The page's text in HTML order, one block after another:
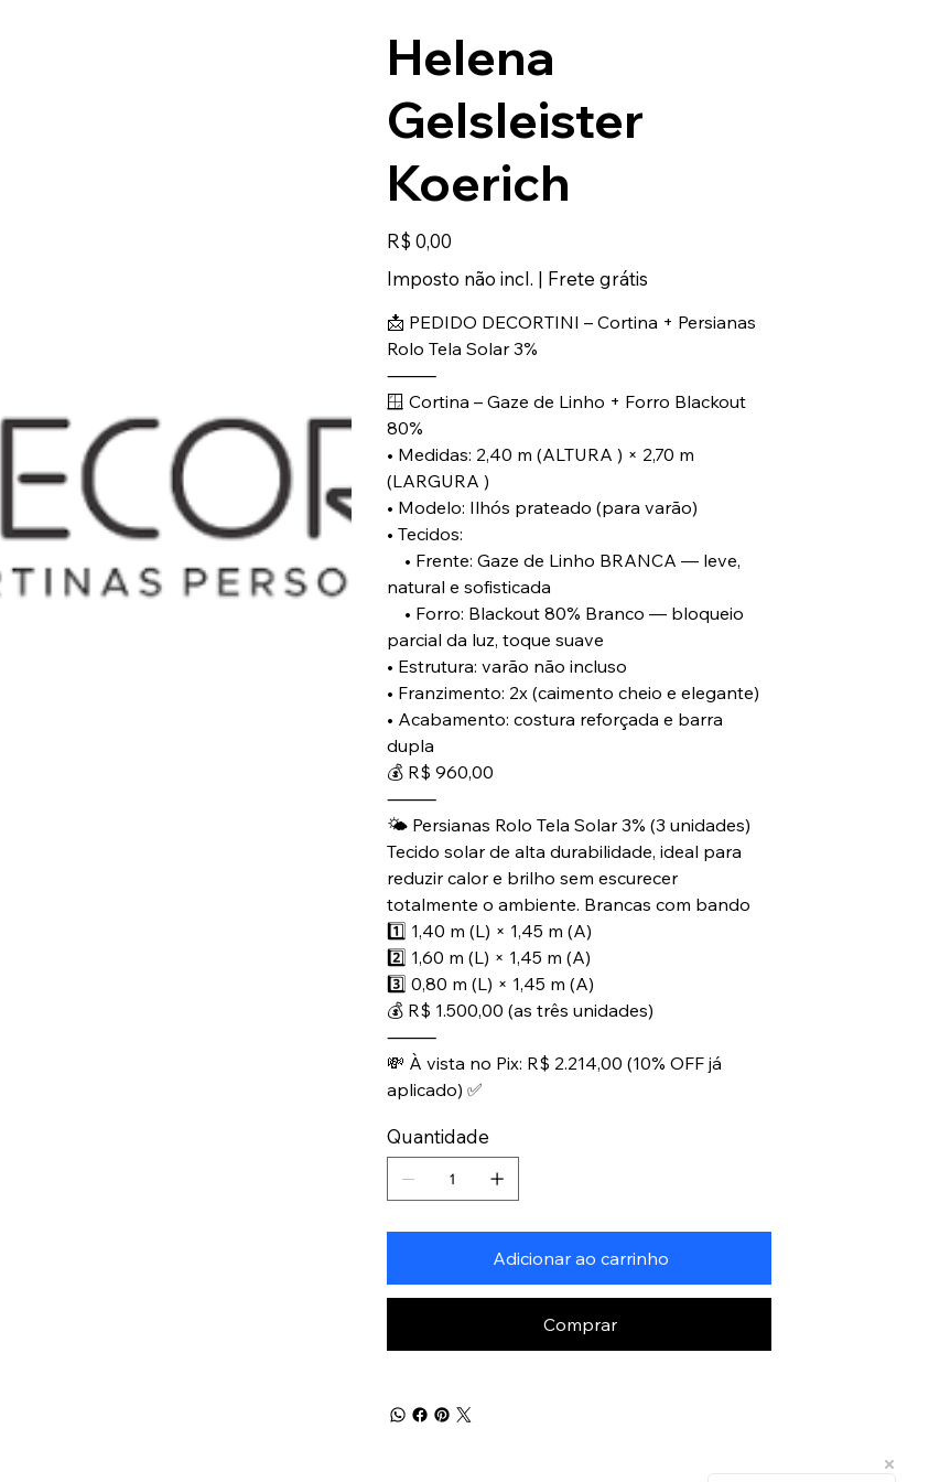
Helena
Gelsleister
Koerich
Preço
R$ 0,00
Imposto não incl. | Frete grátis
📩 PEDIDO DECORTINI – Cortina + Persianas
Rolo Tela Solar 3%
⸻
🪟 Cortina – Gaze de Linho + Forro Blackout
80%
• Medidas: 2,40 m (ALTURA ) × 2,70 m
(LARGURA )
• Modelo: Ilhós prateado (para varão)
• Tecidos:
• Frente: Gaze de Linho BRANCA — leve,
natural e sofisticada
• Forro: Blackout 80% Branco — bloqueio
parcial da luz, toque suave
• Estrutura: varão não incluso
• Franzimento: 2x (caimento cheio e elegante)
• Acabamento: costura reforçada e barra
dupla
💰 R$ 960,00
⸻
🌤️ Persianas Rolo Tela Solar 3% (3 unidades)
Tecido solar de alta durabilidade, ideal para
reduzir calor e brilho sem escurecer
totalmente o ambiente. Brancas com bando
1️⃣ 1,40 m (L) × 1,45 m (A)
2️⃣ 1,60 m (L) × 1,45 m (A)
3️⃣ 0,80 m (L) × 1,45 m (A)
💰 R$ 1.500,00 (as três unidades)
⸻
💸 À vista no Pix: R$ 2.214,00 (10% OFF já
aplicado) ✅
Quantidade
Adicionar ao carrinho
Comprar